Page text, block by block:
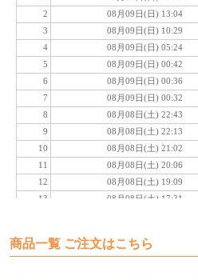
商品一覧 ご注文はこちら